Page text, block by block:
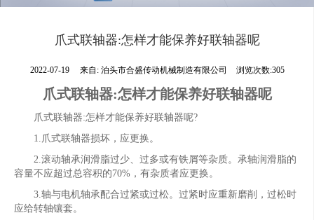
爪式联轴器:怎样才能保养好联轴器呢
2022-07-19 来自: 泊头市合盛传动机械制造有限公司 浏览次数:305
爪式联轴器:怎样才能保养好联轴器呢
爪式联轴器:怎样才能保养好联轴器呢?
1.爪式联轴器损坏，应更换。
2.滚动轴承润滑脂过少、过多或有铁屑等杂质。承轴润滑脂的
容量不应超过总容积的70%，有杂质者应更换。
3.轴与电机轴承配合过紧或过松。过紧时应重新磨削，过松时
应给转轴镶套。